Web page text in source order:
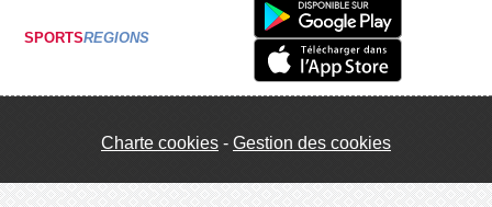
SPORTSREGIONS
Charte cookies Gestion des cookies